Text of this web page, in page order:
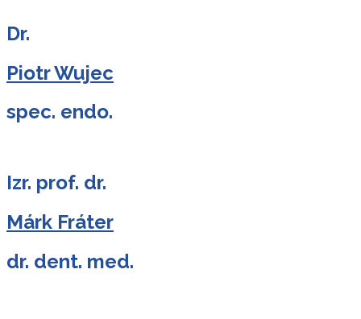
Dr.
Piotr Wujec
spec. endo.
Izr. prof. dr.
Márk Fráter
dr. dent. med.